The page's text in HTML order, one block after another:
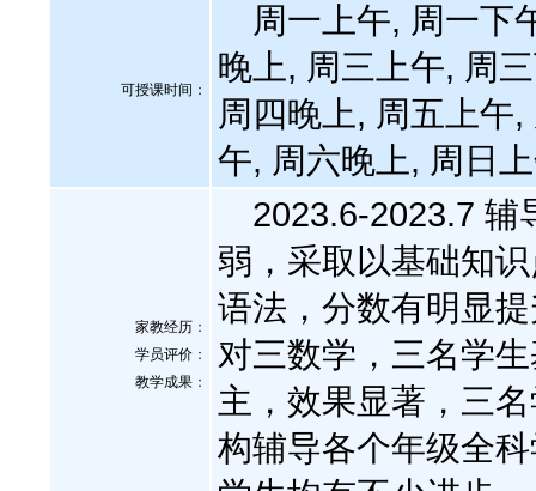
可授课时间：
周一上午, 周一下
晚上, 周三上午, 周
周四晚上, 周五上午
午, 周六晚上, 周日
家教经历：
学员评价：
教学成果：
2023.6-2023.7 辅
弱，采取以基础知
语法，分数有明显
对三数学，三名学
主，效果显著，三
构辅导各个年级全